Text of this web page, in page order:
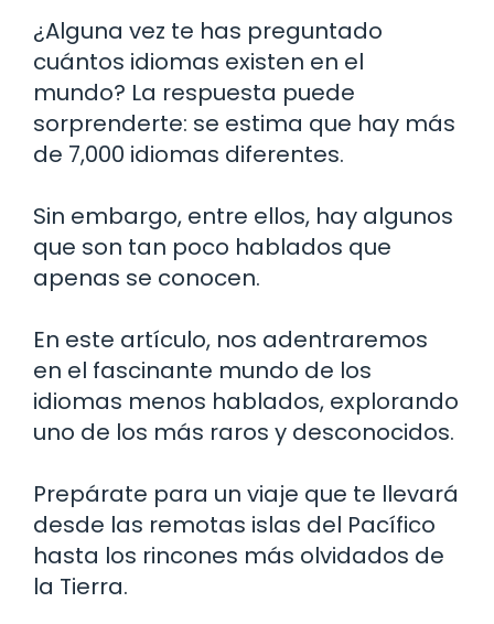
¿Alguna vez te has preguntado
cuántos idiomas existen en el
mundo? La respuesta puede
sorprenderte: se estima que hay más
de 7,000 idiomas diferentes.
Sin embargo, entre ellos, hay algunos
que son tan poco hablados que
apenas se conocen.
En este artículo, nos adentraremos
en el fascinante mundo de los
idiomas menos hablados, explorando
uno de los más raros y desconocidos.
Prepárate para un viaje que te llevará
desde las remotas islas del Pacífico
hasta los rincones más olvidados de
la Tierra.